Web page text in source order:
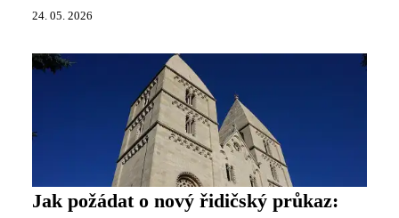
24. 05. 2026
Jak požádat o nový řidičský průkaz: